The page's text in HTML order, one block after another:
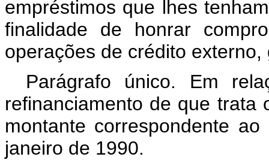
empréstimos que lhes
finalidade de honrar
operações de crédito
Parágrafo único. Em
refinanciamento de que trata
montante correspondente
janeiro de 1990.